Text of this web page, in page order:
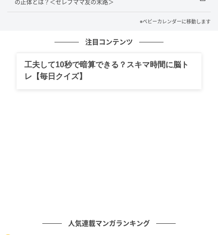
るママ。仕事や家事、育児に追われる毎日。最近は、
子どもたちを寝かしつけたあと、ドラマや映画を見る
※ベビーカレンダーが独自に実施したアンケートで集
000万人以上。
の正体とは？＜セレブママ友の末路＞
※ベビーカレンダーに移動します
注目コンテンツ
工夫して10秒で暗算できる？スキマ時間に脳ト
レ【毎日クイズ】
人気連載マンガランキング